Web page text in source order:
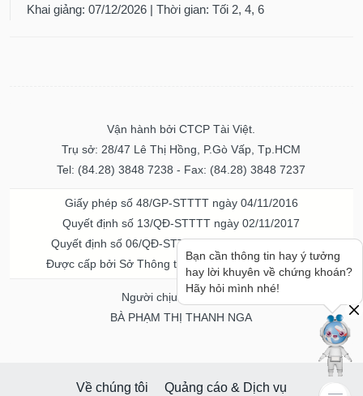
Khai giảng: 07/12/2026 | Thời gian: Tối 2, 4, 6
Vận hành bởi CTCP Tài Việt.
Trụ sở: 28/47 Lê Thị Hồng, P.Gò Vấp, Tp.HCM
Tel: (84.28) 3848 7238 - Fax: (84.28) 3848 7237
Giấy phép số 48/GP-STTTT ngày 04/11/2016
Quyết định số 13/QĐ-STTTT ngày 02/11/2017
Quyết định số 06/QĐ-STTTT-ICP ngày 20/07/2023
Được cấp bởi Sở Thông tin và Truyền thông TPHCM
Người chịu trách nhiệm
BÀ PHẠM THỊ THANH NGA
Về chúng tôi Quảng cáo & Dịch vụ
Bạn cần thông tin hay ý tưởng
hay lời khuyên về chứng khoán?
Hãy hỏi mình nhé!